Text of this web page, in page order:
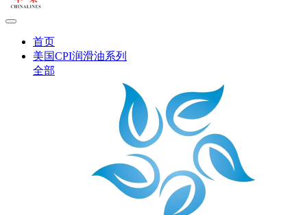
首页
美国CPI润滑油系列
全部